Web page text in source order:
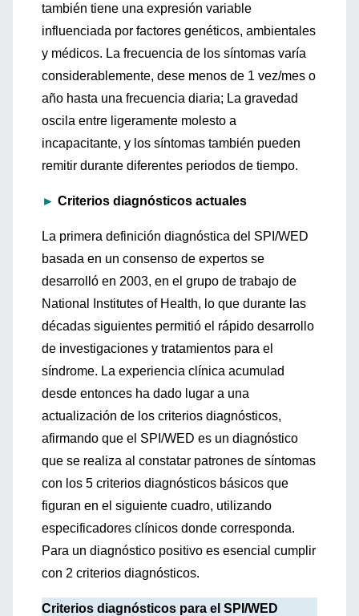
también tiene una expresión variable
influenciada por factores genéticos, ambientales
y médicos. La frecuencia de los síntomas varía
considerablemente, dese menos de 1 vez/mes o
año hasta una frecuencia diaria; La gravedad
oscila entre ligeramente molesto a
incapacitante, y los síntomas también pueden
remitir durante diferentes periodos de tiempo.
► Criterios diagnósticos actuales
La primera definición diagnóstica del SPI/WED
basada en un consenso de expertos se
desarrolló en 2003, en el grupo de trabajo de
National Institutes of Health, lo que durante las
décadas siguientes permitió el rápido desarrollo
de investigaciones y tratamientos para el
síndrome. La experiencia clínica acumulad
desde entonces ha dado lugar a una
actualización de los criterios diagnósticos,
afirmando que el SPI/WED es un diagnóstico
que se realiza al constatar patrones de síntomas
con los 5 criterios diagnósticos básicos que
figuran en el siguiente cuadro, utilizando
especificadores clínicos donde corresponda.
Para un diagnóstico positivo es esencial cumplir
con 2 criterios diagnósticos.
Criterios diagnósticos para el SPI/WED